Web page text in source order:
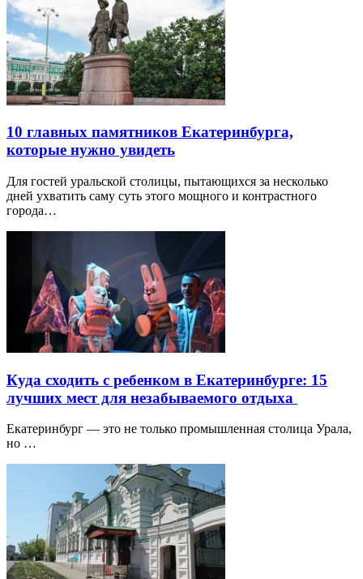
10 главных памятников Екатеринбурга,
которые нужно увидеть
Для гостей уральской столицы, пытающихся за несколько
дней ухватить саму суть этого мощного и контрастного
города…
Куда сходить с ребенком в Екатеринбурге: 15
лучших мест для незабываемого отдыха
Екатеринбург — это не только промышленная столица Урала,
но …